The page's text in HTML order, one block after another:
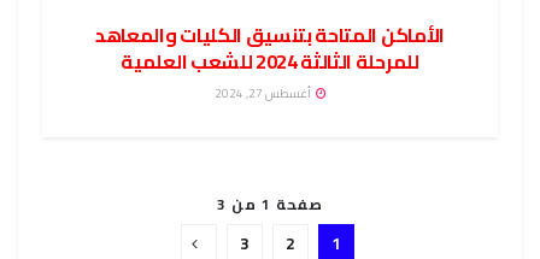
الأماكن المتاحة بتنسيق الكليات والمعاهد
للمرحلة الثالثة 2024 للشعب العلمية
أغسطس 27, 2024
صفحة 1 من 3
1
2
3